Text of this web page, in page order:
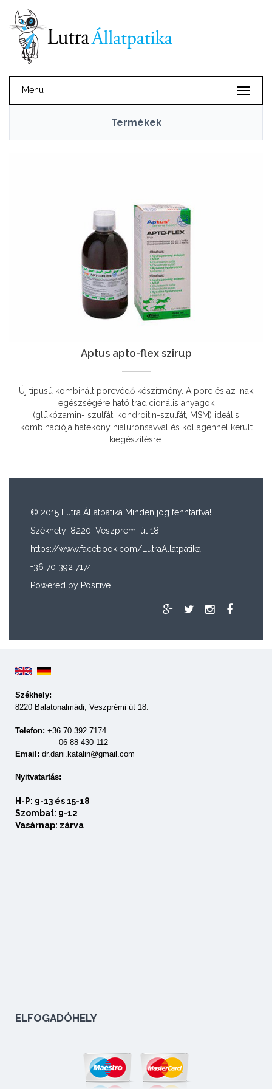
Menu
Termékek
Aptus apto-flex szirup
Új típusú kombinált porcvédő készítmény. A porc és az inak
egészségére ható tradicionális anyagok
(glükózamin- szulfát, kondroitin-szulfát, MSM) ideális
kombinációja hatékony hialuronsavval és kollagénnel került
kiegészítésre.
© 2015 Lutra Állatpatika Minden jog fenntartva!
Székhely: 8220, Veszprémi út 18.
https://www.facebook.com/LutraAllatpatika
+36 70 392 7174
Powered by Positive
Székhely:
8220 Balatonalmádi, Veszprémi út 18.
Telefon: +36 70 392 7174
06 88 430 112
Email: dr.dani.katalin@gmail.com
Nyitvatartás:
H-P: 9-13 és 15-18
Szombat: 9-12
Vasárnap: zárva
ELFOGADÓHELY